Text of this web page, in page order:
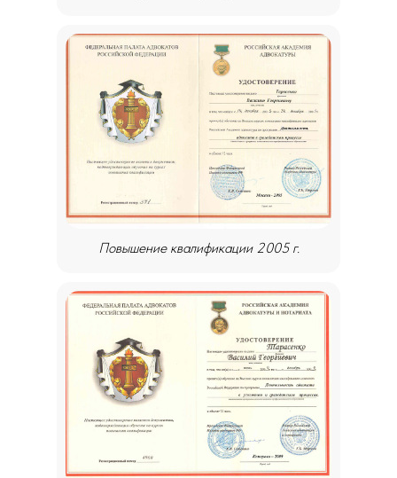
Повышение квалификации 2005 г.